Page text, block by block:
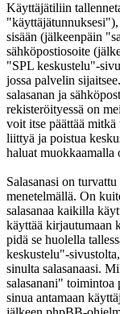
Käyttäjätiliin
sisään (jälkeenpäin
sähköpostiosoite
"SPL keskustelu"-
jossa palvelin
salasanan ja
rekisteröityessä on
voit itse päättää
liittyä ja poistua
haluat muokkaamalla
Salasanasi on
menetelmällä. On
salasanaa kaikilla
käyttää kirjautumaan
pidä se huolella
keskustelu"-
sinulta salasanaasi.
salasanani"
sinua antamaan